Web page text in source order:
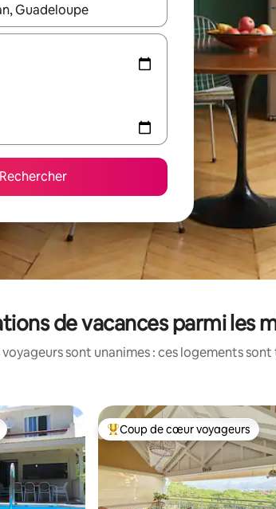
s'affichent, utilisez les flèches vers le haut et vers
Rechercher
de vacances parmi les
voyageurs sont unanimes : ces logements
Coups de cœur voyageurs les
Coup de cœur voyageurs